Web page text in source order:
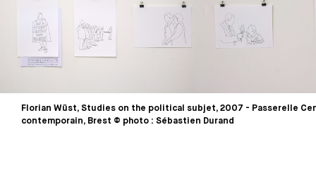
Florian Wüst, Studies on the political subjet, 2007 - Passerelle
contemporain, Brest © photo : Sébastien Durand